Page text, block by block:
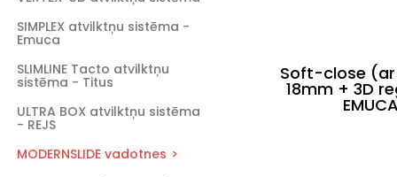
SIMPLEX atvilktņu sistēma -
Emuca
SLIMLINE Tacto atvilktņu
sistēma - Titus
ULTRA BOX atvilktņu sistēma
- REJS
MODERNSLIDE vadotnes
Soft-close
18mm + 3D